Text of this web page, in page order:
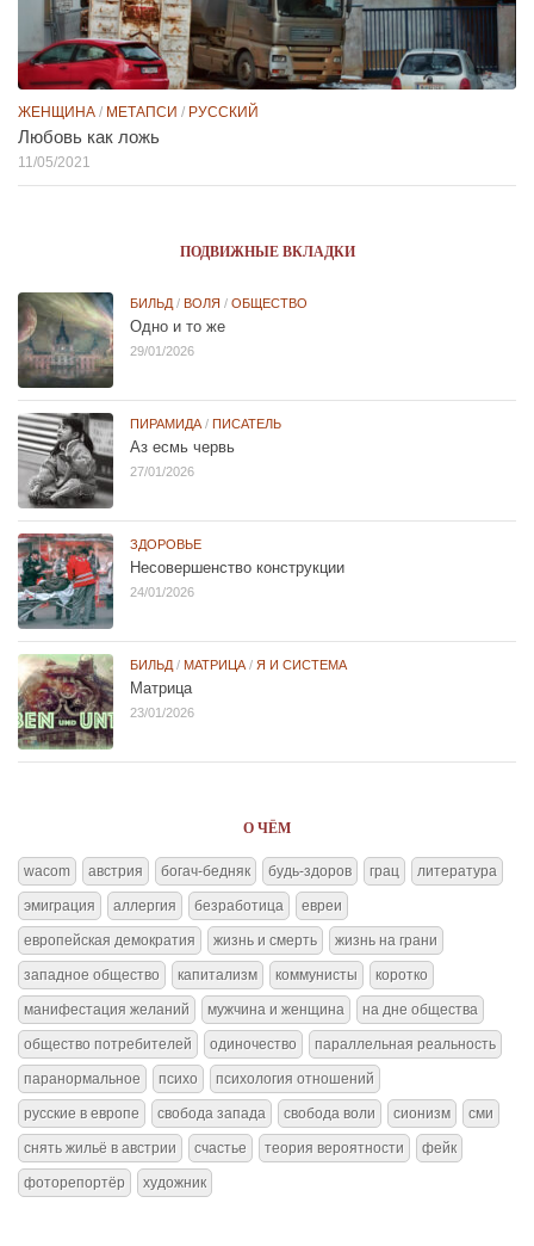
ЖЕНЩИНА / МЕТАПСИ / РУССКИЙ
Любовь как ложь
11/05/2021
ПОДВИЖНЫЕ ВКЛАДКИ
БИЛЬД / ВОЛЯ / ОБЩЕСТВО
Одно и то же
29/01/2026
ПИРАМИДА / ПИСАТЕЛЬ
Аз есмь червь
27/01/2026
ЗДОРОВЬЕ
Несовершенство конструкции
24/01/2026
БИЛЬД / МАТРИЦА / Я И СИСТЕМА
Матрица
23/01/2026
О ЧЁМ
wacom австрия богач-бедняк будь-здоров грац литература
эмиграция аллергия безработица евреи
европейская демократия жизнь и смерть жизнь на грани
западное общество капитализм коммунисты коротко
манифестация желаний мужчина и женщина на дне общества
общество потребителей одиночество параллельная реальность
паранормальное психо психология отношений
русские в европе свобода запада свобода воли сионизм сми
снять жильё в австрии счастье теория вероятности фейк
фоторепортёр художник